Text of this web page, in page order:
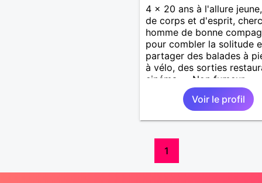
4 x 20 ans à l'allure
de corps et d'esprit,
homme de bonne
pour combler la solitude
partager des balades à
à vélo, des sorties
cinéma, ... Non fumeur,
dynamique et sociable.
Voir le profil
1